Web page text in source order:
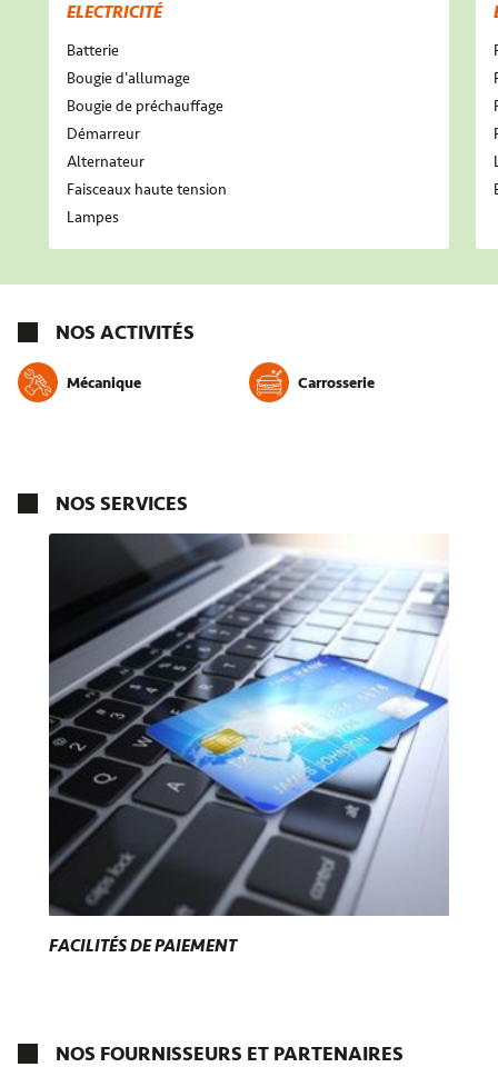
ELECTRICITÉ
Batterie
Bougie d'allumage
Bougie de préchauffage
Démarreur
Alternateur
Faisceaux haute tension
Lampes
NOS ACTIVITÉS
Mécanique Carrosserie
NOS SERVICES
FACILITÉS DE PAIEMENT
NOS FOURNISSEURS ET PARTENAIRES